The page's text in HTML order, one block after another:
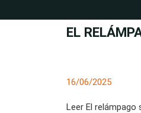
EL
16/06/2025
Leer El